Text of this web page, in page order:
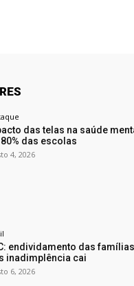
das telas na saúde
das escolas
4, 2026
endividamento das
inadimplência cai
6, 2026